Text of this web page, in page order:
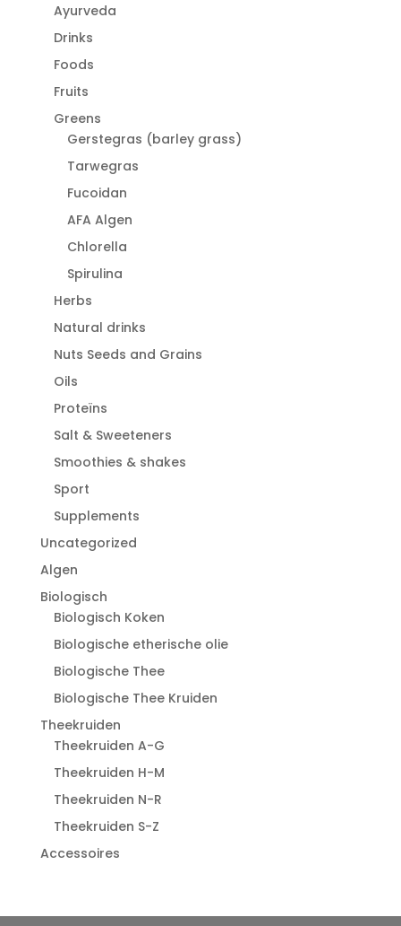
Ayurveda
Drinks
Foods
Fruits
Greens
Gerstegras (barley grass)
Tarwegras
Fucoidan
AFA Algen
Chlorella
Spirulina
Herbs
Natural drinks
Nuts Seeds and Grains
Oils
Proteïns
Salt & Sweeteners
Smoothies & shakes
Sport
Supplements
Uncategorized
Algen
Biologisch
Biologisch Koken
Biologische etherische olie
Biologische Thee
Biologische Thee Kruiden
Theekruiden
Theekruiden A-G
Theekruiden H-M
Theekruiden N-R
Theekruiden S-Z
Accessoires